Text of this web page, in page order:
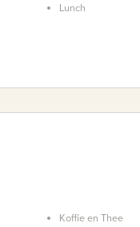
Lunch
Koffie en Thee